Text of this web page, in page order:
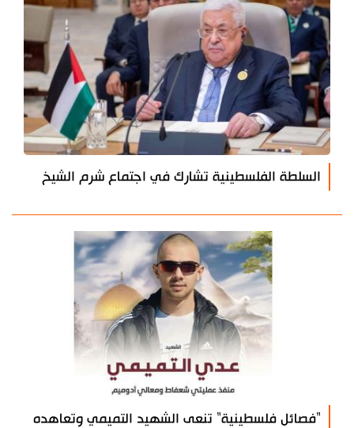
السلطة الفلسطينية تشارك في اجتماع شرم الشيخ
"فصائل فلسطينية" تنعى الشهيد التميمي وتعاهده